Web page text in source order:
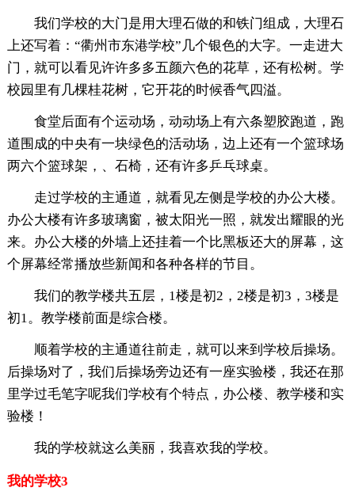
我们学校的大门是用大理石做的和铁门组成，大理石
上还写着：“衢州市东港学校”几个银色的大字。一走进大
门，就可以看见许许多多五颜六色的花草，还有松树。学
校园里有几棵桂花树，它开花的时候香气四溢。
食堂后面有个运动场，动动场上有六条塑胶跑道，跑
道围成的中央有一块绿色的活动场，边上还有一个篮球场
两六个篮球架，、石椅，还有许多乒乓球桌。
走过学校的主通道，就看见左侧是学校的办公大楼。
办公大楼有许多玻璃窗，被太阳光一照，就发出耀眼的光
来。办公大楼的外墙上还挂着一个比黑板还大的屏幕，这
个屏幕经常播放些新闻和各种各样的节目。
我们的教学楼共五层，1楼是初2，2楼是初3，3楼是
初1。教学楼前面是综合楼。
顺着学校的主通道往前走，就可以来到学校后操场。
后操场对了，我们后操场旁边还有一座实验楼，我还在那
里学过毛笔字呢我们学校有个特点，办公楼、教学楼和实
验楼！
我的学校就这么美丽，我喜欢我的学校。
我的学校3